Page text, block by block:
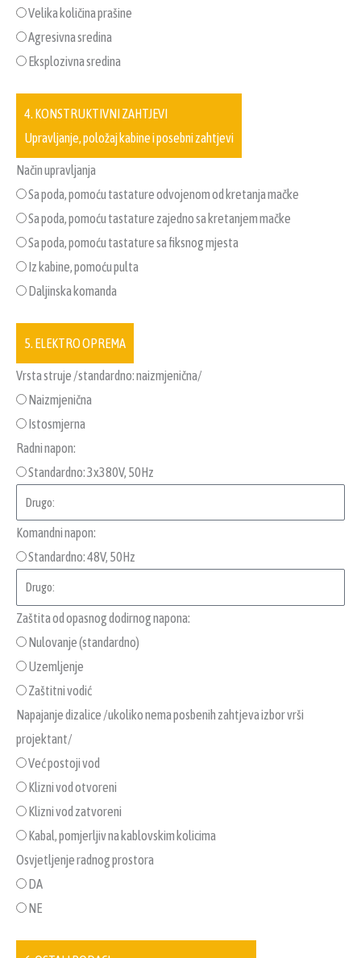
Velika količina prašine
Agresivna sredina
Eksplozivna sredina
4. KONSTRUKTIVNI ZAHTJEVI
Upravljanje, položaj kabine i posebni zahtjevi
Način upravljanja
Sa poda, pomoću tastature odvojenom od kretanja mačke
Sa poda, pomoću tastature zajedno sa kretanjem mačke
Sa poda, pomoću tastature sa fiksnog mjesta
Iz kabine, pomoću pulta
Daljinska komanda
5. ELEKTRO OPREMA
Vrsta struje /standardno: naizmjenična/
Naizmjenična
Istosmjerna
Radni napon:
Standardno: 3x380V, 50Hz
Komandni napon:
Standardno: 48V, 50Hz
Zaštita od opasnog dodirnog napona:
Nulovanje (standardno)
Uzemljenje
Zaštitni vodić
Napajanje dizalice /ukoliko nema posbenih zahtjeva izbor vrši
projektant/
Već postoji vod
Klizni vod otvoreni
Klizni vod zatvoreni
Kabal, pomjerljiv na kablovskim kolicima
Osvjetljenje radnog prostora
DA
NE